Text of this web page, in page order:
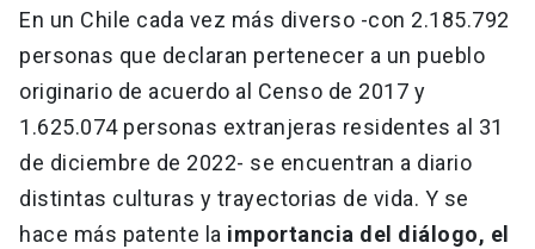
En un Chile cada vez más diverso -con 2.185.792
personas que declaran pertenecer a un pueblo
originario de acuerdo al Censo de 2017 y
1.625.074 personas extranjeras residentes al 31
de diciembre de 2022- se encuentran a diario
distintas culturas y trayectorias de vida. Y se
hace más patente la importancia del diálogo, el